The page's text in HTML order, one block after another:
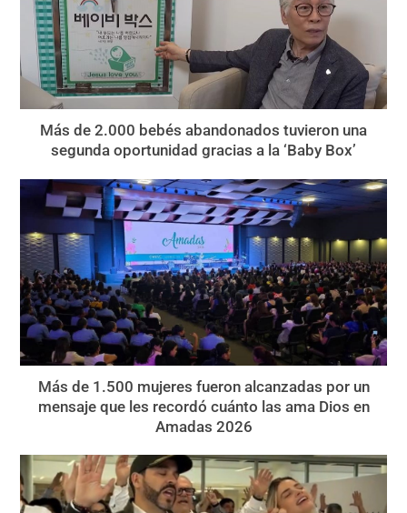
Más de 2.000 bebés abandonados tuvieron una
segunda oportunidad gracias a la ‘Baby Box’
Más de 1.500 mujeres fueron alcanzadas por un
mensaje que les recordó cuánto las ama Dios en
Amadas 2026